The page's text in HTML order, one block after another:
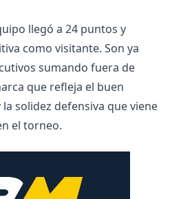
llegó a 24 puntos y
como visitante. Son ya
sumando fuera de
que refleja el buen
solidez defensiva que viene
el torneo.